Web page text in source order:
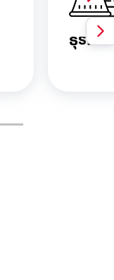
ธุรกิจ